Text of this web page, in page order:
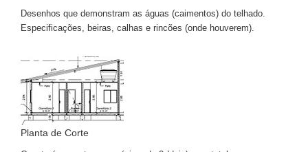
Desenhos que demonstram as águas (caimentos) do telhado.
Especificações, beiras, calhas e rincões (onde houverem).
Planta de Corte